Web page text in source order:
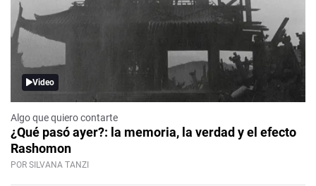
Video
Algo que quiero contarte
¿Qué pasó ayer?: la memoria, la verdad y el efecto
Rashomon
POR SILVANA TANZI